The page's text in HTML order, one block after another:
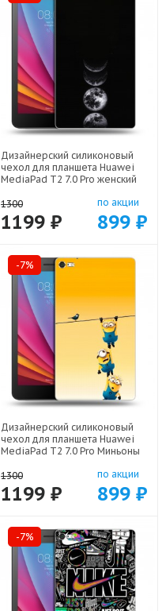
Дизайнерский силиконовый
чехол для планшета Huawei
MediaPad T2 7.0 Pro женский
1300
1199 ₽
по акции
899 ₽
-7%
Дизайнерский силиконовый
чехол для планшета Huawei
MediaPad T2 7.0 Pro Миньоны
1300
1199 ₽
по акции
899 ₽
-7%